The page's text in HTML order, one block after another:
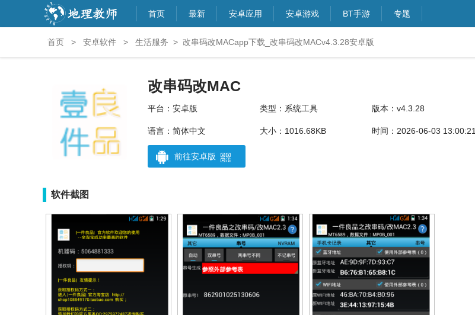
首页 最新 安卓应用 安卓游戏 BT手游 专题
首页 > 安卓软件 > 生活服务 > 改串码改MACapp下载_改串码改MACv4.3.28安卓版
改串码改MAC
平台：安卓版 类型：系统工具 版本：v4.3.28
语言：简体中文 大小：1016.68KB 时间：2026-06-03 13:00:21
前往安卓版
软件截图